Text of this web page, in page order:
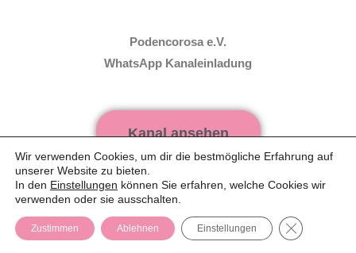
Podencorosa e.V.
WhatsApp Kanaleinladung
Kanal ansehen
WhatsApp Web verwenden
Wir verwenden Cookies, um dir die bestmögliche Erfahrung auf
unserer Website zu bieten.
In den Einstellungen können Sie erfahren, welche Cookies wir
verwenden oder sie ausschalten.
Zustimmen Ablehnen Einstellungen GDPR